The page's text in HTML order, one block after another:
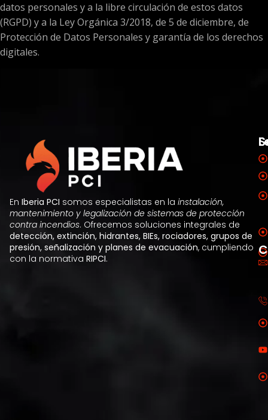
datos personales y a la libre circulación de estos datos
(RGPD) y a la Ley Orgánica 3/2018, de 5 de diciembre, de
Protección de Datos Personales y garantía de los derechos
digitales.
En Iberia PCI somos especialistas en la instalación,
mantenimiento y legalización de sistemas de protección
contra incendios. Ofrecemos soluciones integrales de
detección, extinción, hidrantes, BIEs, rociadores, grupos de
presión, señalización y planes de evacuación, cumpliendo
con la normativa RIPCI.